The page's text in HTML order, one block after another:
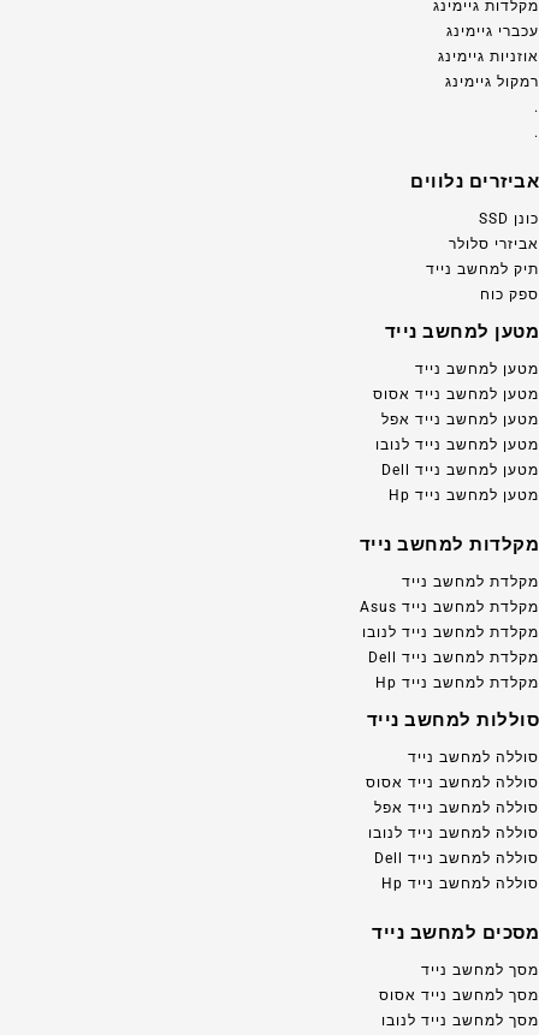
מקלדות גיימינג
עכברי גיימינג
אוזניות גיימינג
רמקול גיימינג
.
.
אביזרים נלווים
כונן SSD
אביזרי סלולר
תיק למחשב נייד
ספק כוח
מטען למחשב נייד
מטען למחשב נייד
מטען למחשב נייד אסוס
מטען למחשב נייד אפל
מטען למחשב נייד לנובו
מטען למחשב נייד Dell
מטען למחשב נייד Hp
מקלדות למחשב נייד
מקלדת למחשב נייד
מקלדת למחשב נייד Asus
מקלדת למחשב נייד לנובו
מקלדת למחשב נייד Dell
מקלדת למחשב נייד Hp
סוללות למחשב נייד
סוללה למחשב נייד
סוללה למחשב נייד אסוס
סוללה למחשב נייד אפל
סוללה למחשב נייד לנובו
סוללה למחשב נייד Dell
סוללה למחשב נייד Hp
מסכים למחשב נייד
מסך למחשב נייד
מסך למחשב נייד אסוס
מסך למחשב נייד לנובו